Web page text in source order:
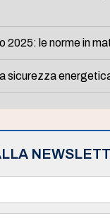
2025: le norme in
sicurezza